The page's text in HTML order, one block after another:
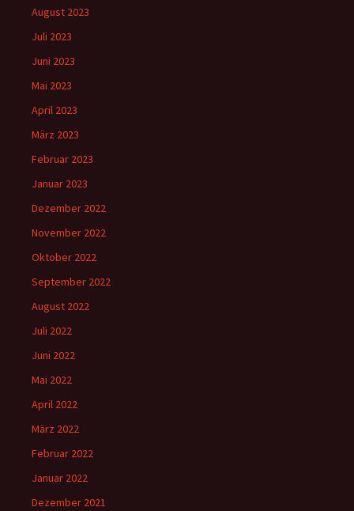
August 2023
Juli 2023
Juni 2023
Mai 2023
April 2023
März 2023
Februar 2023
Januar 2023
Dezember 2022
November 2022
Oktober 2022
September 2022
August 2022
Juli 2022
Juni 2022
Mai 2022
April 2022
März 2022
Februar 2022
Januar 2022
Dezember 2021